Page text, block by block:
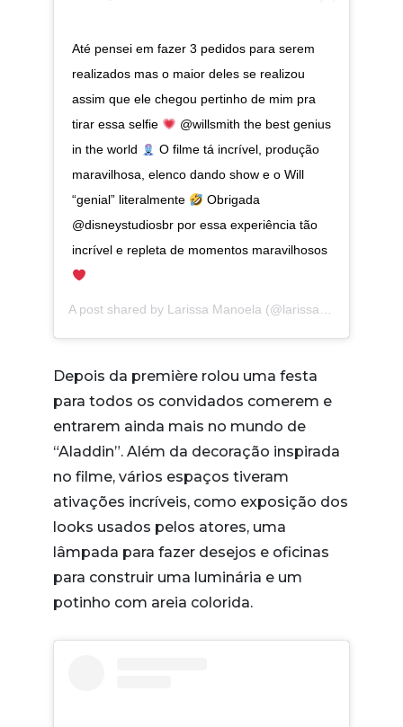
Até pensei em fazer 3 pedidos para serem
realizados mas o maior deles se realizou
assim que ele chegou pertinho de mim pra
tirar essa selfie
@willsmith the best genius
in the world
O filme tá incrível, produção
maravilhosa, elenco dando show e o Will
“genial” literalmente
Obrigada
@disneystudiosbr por essa experiência tão
incrível e repleta de momentos maravilhosos
A post shared by Larissa Manoela (@larissamanoela) on
Depois da première rolou uma festa
para todos os convidados comerem e
entrarem ainda mais no mundo de
“Aladdin”. Além da decoração inspirada
no filme, vários espaços tiveram
ativações incríveis, como exposição dos
looks usados pelos atores, uma
lâmpada para fazer desejos e oficinas
para construir uma luminária e um
potinho com areia colorida.